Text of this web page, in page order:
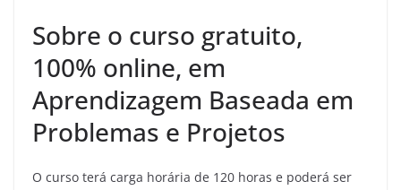
Sobre o curso gratuito,
100% online, em
Aprendizagem Baseada em
Problemas e Projetos
O curso terá carga horária de 120 horas e poderá ser